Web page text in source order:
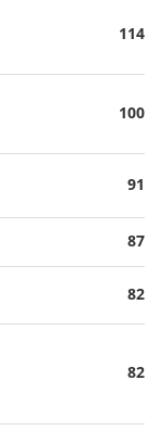
114
100
91
87
82
82